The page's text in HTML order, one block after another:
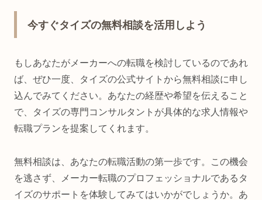
今すぐタイズの無料相談を活用しよう
もしあなたがメーカーへの転職を検討しているのであれ
ば、ぜひ一度、タイズの公式サイトから無料相談に申し
込んでみてください。あなたの経歴や希望を伝えること
で、タイズの専門コンサルタントが具体的な求人情報や
転職プランを提案してくれます。
無料相談は、あなたの転職活動の第一歩です。この機会
を逃さず、メーカー転職のプロフェッショナルであるタ
イズのサポートを体験してみてはいかがでしょうか。あ